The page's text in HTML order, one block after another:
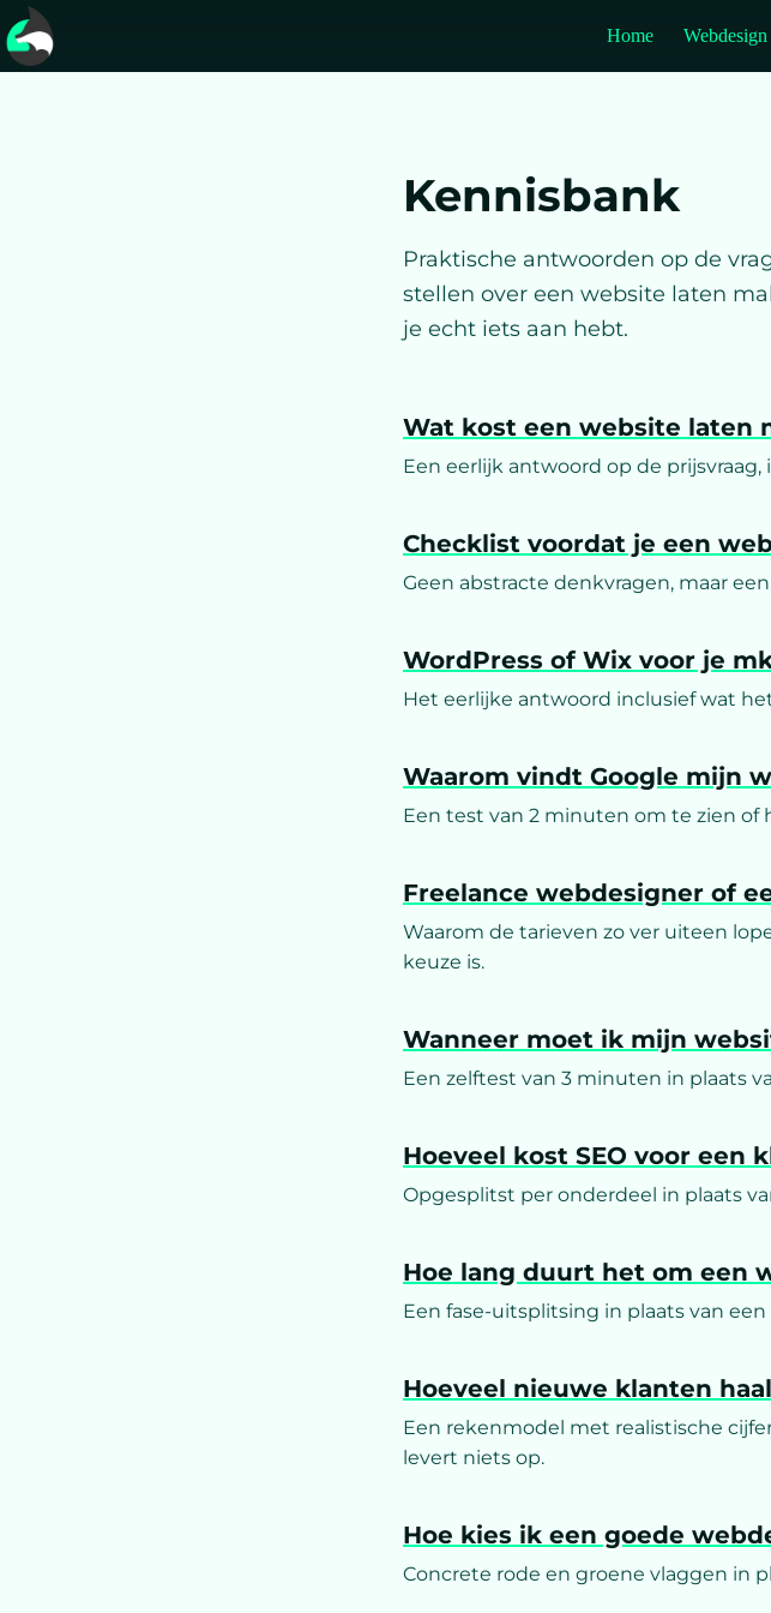
Home Webdesign
Kennisbank
Praktische antwoorden op de
stellen over een website laten
je echt iets aan hebt.
Wat kost een website laten
Een eerlijk antwoord op de
Checklist voordat je een
Geen abstracte denkvragen, maar
WordPress of Wix voor je
Het eerlijke antwoord inclusief wat
Waarom vindt Google mijn
Een test van 2 minuten om te zien
Freelance webdesigner of
Waarom de tarieven zo ver uiteen
keuze is.
Wanneer moet ik mijn
Een zelftest van 3 minuten in plaats
Hoeveel kost SEO voor een
Opgesplitst per onderdeel in plaats
Hoe lang duurt het om een
Een fase-uitsplitsing in plaats van
Hoeveel nieuwe klanten
Een rekenmodel met realistische
levert niets op.
Hoe kies ik een goede
Concrete rode en groene vlaggen in